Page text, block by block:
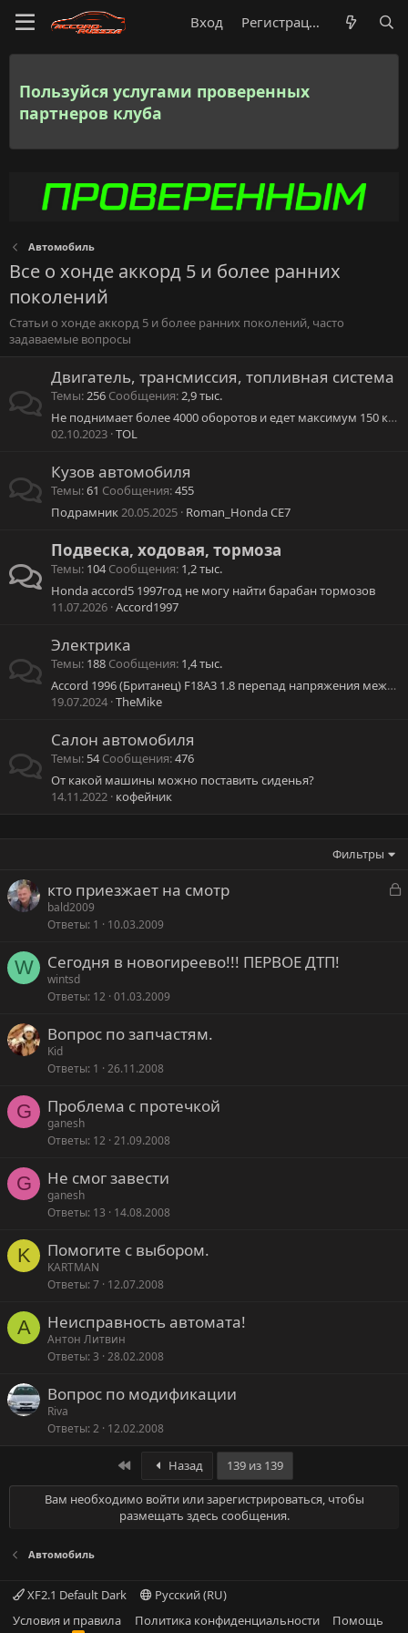
Вход Регистрация
Пользуйся услугами проверенных
партнеров клуба
Автомобиль
Все о хонде аккорд 5 и более ранних
поколений
Статьи о хонде аккорд 5 и более ранних поколений, часто
задаваемые вопросы
Двигатель, трансмиссия, топливная система
Темы 256 Сообщения 2,9 тыс.
Не поднимает более 4000 оборотов и едет максимум 150 км/ч
02.10.2023 TOL
Кузов автомобиля
Темы 61 Сообщения 455
Подрамник 20.05.2025 Roman_Honda CE7
Подвеска, ходовая, тормоза
Темы 104 Сообщения 1,2 тыс.
Honda accord5 1997год не могу найти барабан тормозов
11.07.2026 Accord1997
Электрика
Темы 188 Сообщения 1,4 тыс.
Accord 1996 (Британец) F18А3 1.8 перепад напряжения между АКБ и прикуривателем.
19.07.2024 TheMike
Салон автомобиля
Темы 54 Сообщения 476
От какой машины можно поставить сиденья?
14.11.2022 кофейник
Фильтры
З
кто приезжает на смотр
bald2009
Ответы 1 10.03.2009
W Сегодня в новогиреево!!! ПЕРВОЕ ДТП!
wintsd
Ответы 12 01.03.2009
Вопрос по запчастям.
Kid
Ответы 1 26.11.2008
G Проблема с протечкой
ganesh
Ответы 12 21.09.2008
G Не смог завести
ganesh
Ответы 13 14.08.2008
K Помогите с выбором.
KARTMAN
Ответы 7 12.07.2008
А Неисправность автомата!
Антон Литвин
Ответы 3 28.02.2008
Вопрос по модификации
Riva
Ответы 2 12.02.2008
ПервыйНазад 139 из 139
Вам необходимо войти или зарегистрироваться, чтобы
размещать здесь сообщения.
Автомобиль
XF2.1 Default Dark
Русский (RU)
Условия и правила
Политика конфиденциальности
Помощь